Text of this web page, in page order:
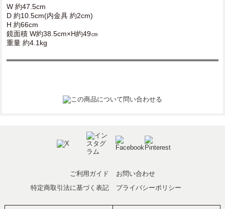
W 約47.5cm
D 約10.5cm(内金具 約2cm)
H 約66cm
鏡面積 W約38.5cm×H約49㎝
重量 約4.1kg
ご利用ガイド
お問い合わせ
特定商取引法に基づく表記
プライバシーポリシー